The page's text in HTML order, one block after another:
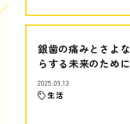
銀歯の痛みとさよな
らする未来のために
2025.09.13
生活